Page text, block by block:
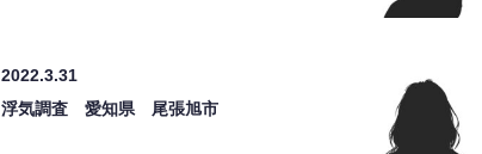
2022.3.31
浮気調査 愛知県 尾張旭市